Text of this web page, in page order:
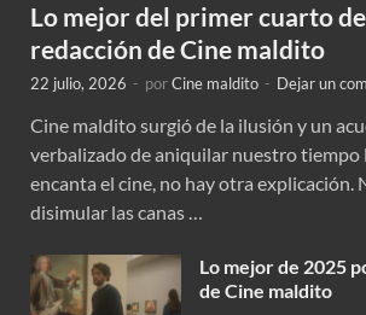
Lo mejor del primer cuarto
redacción de Cine maldito
22 julio, 2026 - porCine maldito - Dejar un
Cine maldito surgió de la ilusión y un
verbalizado de aniquilar nuestro tiempo
encanta el cine, no hay otra explicación.
disimular las canas …
Lo mejor de 2025
de Cine maldito